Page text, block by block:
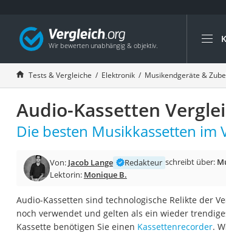
Die
Monitor
Laser-
Tests & Vergleiche Elektronik Musikendgeräte &
Audio-Kassetten
Die besten Musikkassetten im
Von: Jacob Lange Redakteur schreibt über:
Lektorin: Monique B.
Audio-Kassetten sind technologische Relikte der
noch verwendet und gelten als ein wieder
Kassette benötigen Sie einen Kassettenrecorder.